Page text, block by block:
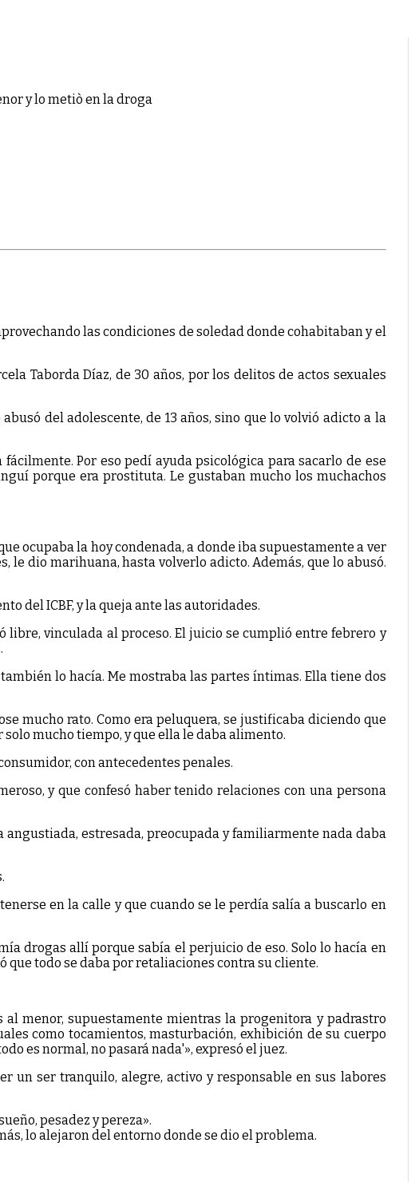
y lo metiò en la droga
las condiciones de soledad donde cohabitaban y el
Taborda Díaz, de 30 años, por los delitos de actos sexuales
del adolescente, de 13 años, sino que lo volvió adicto a la
Por eso pedí ayuda psicológica para sacarlo de ese
porque era prostituta. Le gustaban mucho los muchachos
ocupaba la hoy condenada, a donde iba supuestamente a ver
le dio marihuana, hasta volverlo adicto. Además, que lo abusó.
del ICBF, y la queja ante las autoridades.
libre, vinculada al proceso. El juicio se cumplió entre febrero y
lo hacía. Me mostraba las partes íntimas. Ella tiene dos
mucho rato. Como era peluquera, se justificaba diciendo que
mucho tiempo, y que ella le daba alimento.
con antecedentes penales.
y que confesó haber tenido relaciones con una persona
estresada, preocupada y familiarmente nada daba
en la calle y que cuando se le perdía salía a buscarlo en
drogas allí porque sabía el perjuicio de eso. Solo lo hacía en
que todo se daba por retaliaciones contra su cliente.
menor, supuestamente mientras la progenitora y padrastro
como tocamientos, masturbación, exhibición de su cuerpo
es normal, no pasará nada'», expresó el juez.
un ser tranquilo, alegre, activo y responsable en sus labores
pesadez y pereza».
lo alejaron del entorno donde se dio el problema.